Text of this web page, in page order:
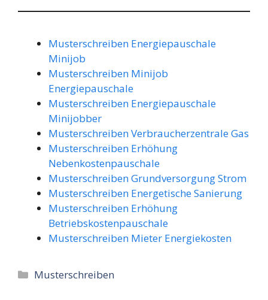
Musterschreiben Energiepauschale
Minijob
Musterschreiben Minijob
Energiepauschale
Musterschreiben Energiepauschale
Minijobber
Musterschreiben Verbraucherzentrale Gas
Musterschreiben Erhöhung
Nebenkostenpauschale
Musterschreiben Grundversorgung Strom
Musterschreiben Energetische Sanierung
Musterschreiben Erhöhung
Betriebskostenpauschale
Musterschreiben Mieter Energiekosten
Kategorien
Musterschreiben